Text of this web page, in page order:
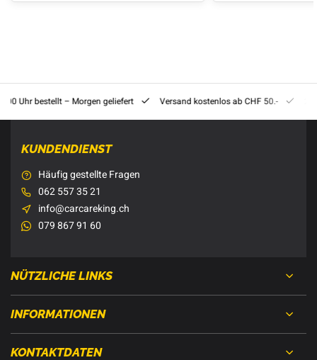
Uhr bestellt – Morgen geliefert Versand kostenlos ab CHF 50.-
KUNDENDIENST
Häufig gestellte Fragen
062 557 35 21
info@carcareking.ch
079 867 91 60
NÜTZLICHE LINKS
INFORMATIONEN
KONTAKTDATEN